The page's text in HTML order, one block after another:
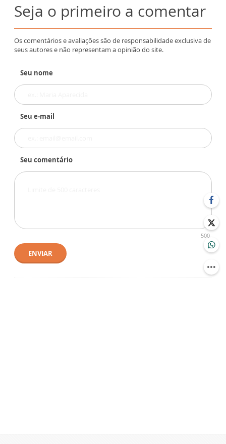
Seja o primeiro a comentar
Os comentários e avaliações são de responsabilidade exclusiva de
seus autores e não representam a opinião do site.
Seu nome
Seu e-mail
Seu comentário
500
ENVIAR